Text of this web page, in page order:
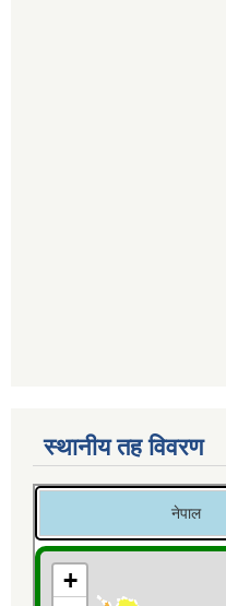
स्थानीय तह विवरण